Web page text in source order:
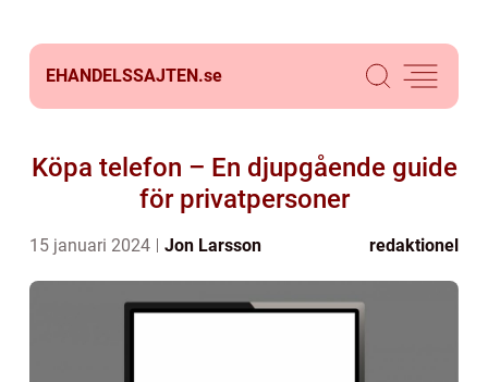
EHANDELSSAJTEN.se
Köpa telefon – En djupgående guide
för privatpersoner
15 januari 2024 Jon Larsson redaktionel